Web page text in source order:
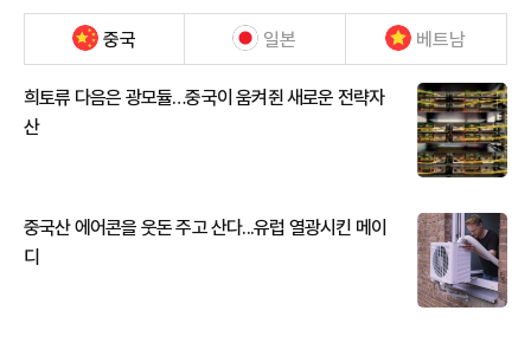
중국 일본 베트남
희토류 다음은 광모듈…중국이 움켜쥔 새로운 전략자
산
중국산 에어콘을 웃돈 주고 산다...유럽 열광시킨 메이
디